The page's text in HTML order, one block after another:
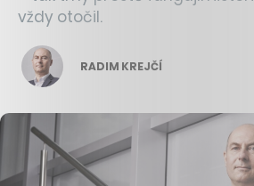
vždy otočil.
RADIM KREJČÍ